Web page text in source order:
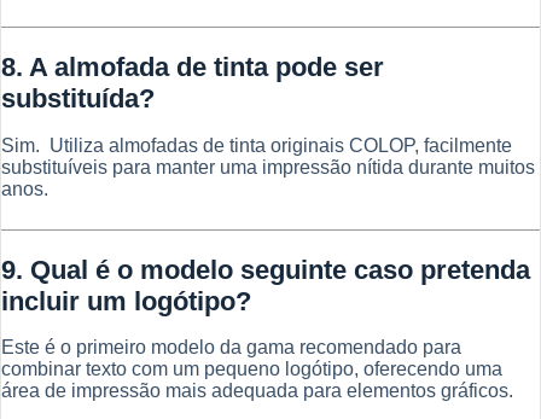
8. A almofada de tinta pode ser
substituída?
Sim. Utiliza almofadas de tinta originais COLOP, facilmente
substituíveis para manter uma impressão nítida durante muitos
anos.
9. Qual é o modelo seguinte caso pretenda
incluir um logótipo?
Este é o primeiro modelo da gama recomendado para
combinar texto com um pequeno logótipo, oferecendo uma
área de impressão mais adequada para elementos gráficos.